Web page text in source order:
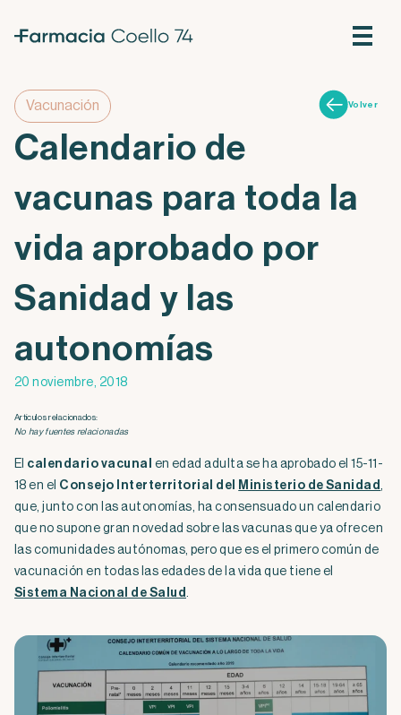
Volver
Vacunación
Calendario de
vacunas para toda la
vida aprobado por
Sanidad y las
autonomías
20 noviembre, 2018
Artículos relacionados:
No hay fuentes relacionadas
El calendario vacunal
en edad adulta se ha aprobado el 15-11-
18 en el Consejo Interterritorial del Ministerio de Sanidad,
que, junto con las autonomías, ha consensuado un calendario
que no supone gran novedad sobre las vacunas que ya ofrecen
las comunidades autónomas, pero que es el primero común de
vacunación en todas las edades de la vida que tiene el
Sistema Nacional de Salud.